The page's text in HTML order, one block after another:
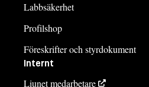
Labbsäkerhet
Profilshop
Föreskrifter och styrdokument
Internt
Liunet medarbetare